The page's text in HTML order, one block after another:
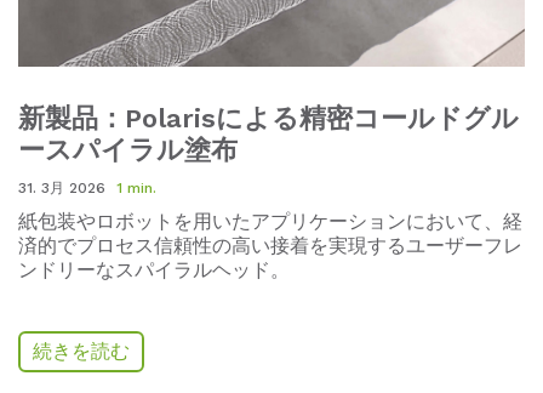
新製品：Polarisによる精密コールドグル
ースパイラル塗布
31. 3月 2026 1 min.
紙包装やロボットを用いたアプリケーションにおいて、経
済的でプロセス信頼性の高い接着を実現するユーザーフレ
ンドリーなスパイラルヘッド。
続きを読む